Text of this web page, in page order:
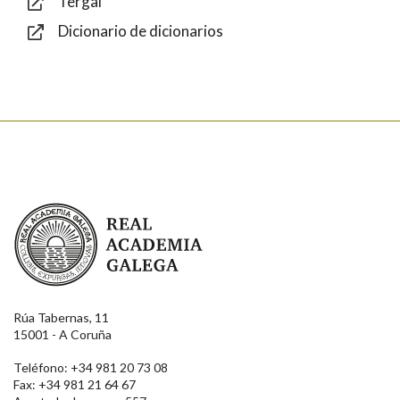
Texto de verificación
Dicionario de dicionarios
Real Academia Galega
Rúa Tabernas, 11
15001 - A Coruña
Teléfono: +34 981 20 73 08
Fax: +34 981 21 64 67